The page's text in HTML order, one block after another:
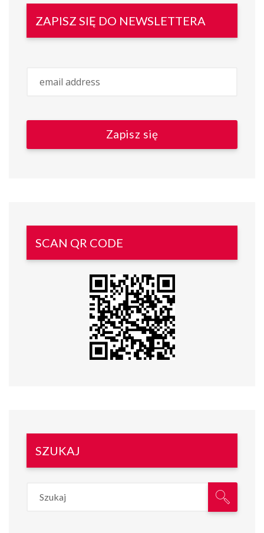
ZAPISZ SIĘ DO NEWSLETTERA
SCAN QR CODE
SZUKAJ